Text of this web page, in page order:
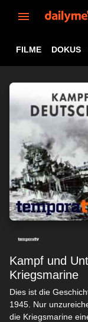
FILME DOKUS
Kampf und
Kriegsmarine
Dies ist die
1945. Nur
die Kriegsmarine